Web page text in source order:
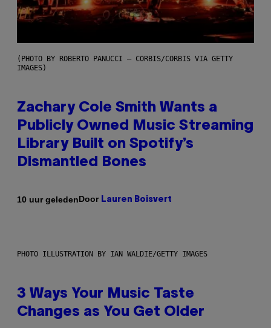
(PHOTO BY ROBERTO PANUCCI – CORBIS/CORBIS VIA GETTY
IMAGES)
Zachary Cole Smith Wants a
Publicly Owned Music Streaming
Library Built on Spotify’s
Dismantled Bones
10 uur geledenDoor Lauren Boisvert
PHOTO ILLUSTRATION BY IAN WALDIE/GETTY IMAGES
3 Ways Your Music Taste
Changes as You Get Older